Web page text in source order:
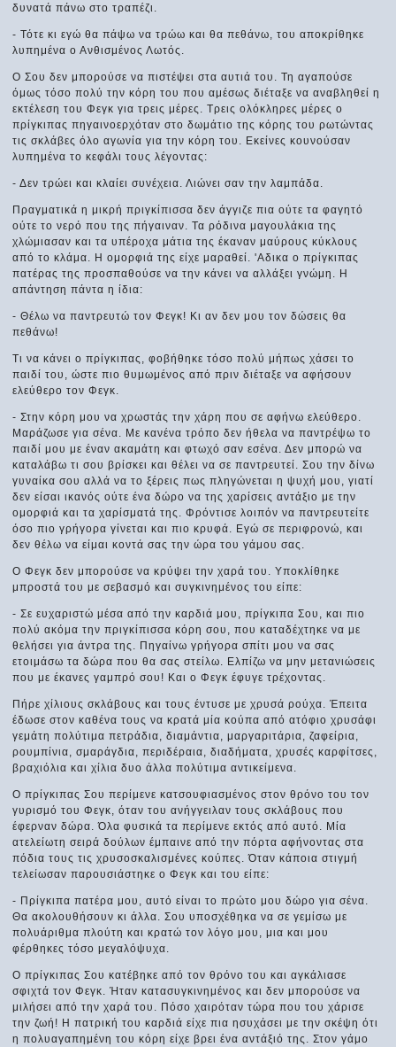
δυνατά πάνω στο τραπέζι.
- Τότε κι εγώ θα πάψω να τρώω και θα πεθάνω, του αποκρίθηκε
λυπημένα ο Ανθισμένος Λωτός.
Ο Σου δεν μπορούσε να πιστέψει στα αυτιά του. Τη αγαπούσε
όμως τόσο πολύ την κόρη του που αμέσως διέταξε να αναβληθεί η
εκτέλεση του Φεγκ για τρεις μέρες. Τρεις ολόκληρες μέρες ο
πρίγκιπας πηγαινοερχόταν στο δωμάτιο της κόρης του ρωτώντας
τις σκλάβες όλο αγωνία για την κόρη του. Εκείνες κουνούσαν
λυπημένα το κεφάλι τους λέγοντας:
- Δεν τρώει και κλαίει συνέχεια. Λιώνει σαν την λαμπάδα.
Πραγματικά η μικρή πριγκίπισσα δεν άγγιζε πια ούτε τα φαγητό
ούτε το νερό που της πήγαιναν. Τα ρόδινα μαγουλάκια της
χλώμιασαν και τα υπέροχα μάτια της έκαναν μαύρους κύκλους
από το κλάμα. Η ομορφιά της είχε μαραθεί. 'Αδικα ο πρίγκιπας
πατέρας της προσπαθούσε να την κάνει να αλλάξει γνώμη. Η
απάντηση πάντα η ίδια:
- Θέλω να παντρευτώ τον Φεγκ! Κι αν δεν μου τον δώσεις θα
πεθάνω!
Τι να κάνει ο πρίγκιπας, φοβήθηκε τόσο πολύ μήπως χάσει το
παιδί του, ώστε πιο θυμωμένος από πριν διέταξε να αφήσουν
ελεύθερο τον Φεγκ.
- Στην κόρη μου να χρωστάς την χάρη που σε αφήνω ελεύθερο.
Μαράζωσε για σένα. Με κανένα τρόπο δεν ήθελα να παντρέψω το
παιδί μου με έναν ακαμάτη και φτωχό σαν εσένα. Δεν μπορώ να
καταλάβω τι σου βρίσκει και θέλει να σε παντρευτεί. Σου την δίνω
γυναίκα σου αλλά να το ξέρεις πως πληγώνεται η ψυχή μου, γιατί
δεν είσαι ικανός ούτε ένα δώρο να της χαρίσεις αντάξιο με την
ομορφιά και τα χαρίσματά της. Φρόντισε λοιπόν να παντρευτείτε
όσο πιο γρήγορα γίνεται και πιο κρυφά. Εγώ σε περιφρονώ, και
δεν θέλω να είμαι κοντά σας την ώρα του γάμου σας.
Ο Φεγκ δεν μπορούσε να κρύψει την χαρά του. Υποκλίθηκε
μπροστά του με σεβασμό και συγκινημένος του είπε:
- Σε ευχαριστώ μέσα από την καρδιά μου, πρίγκιπα Σου, και πιο
πολύ ακόμα την πριγκίπισσα κόρη σου, που καταδέχτηκε να με
θελήσει για άντρα της. Πηγαίνω γρήγορα σπίτι μου να σας
ετοιμάσω τα δώρα που θα σας στείλω. Ελπίζω να μην μετανιώσεις
που με έκανες γαμπρό σου! Και ο Φεγκ έφυγε τρέχοντας.
Πήρε χίλιους σκλάβους και τους έντυσε με χρυσά ρούχα. Έπειτα
έδωσε στον καθένα τους να κρατά μία κούπα από ατόφιο χρυσάφι
γεμάτη πολύτιμα πετράδια, διαμάντια, μαργαριτάρια, ζαφείρια,
ρουμπίνια, σμαράγδια, περιδέραια, διαδήματα, χρυσές καρφίτσες,
βραχιόλια και χίλια δυο άλλα πολύτιμα αντικείμενα.
Ο πρίγκιπας Σου περίμενε κατσουφιασμένος στον θρόνο του τον
γυρισμό του Φεγκ, όταν του ανήγγειλαν τους σκλάβους που
έφερναν δώρα. Όλα φυσικά τα περίμενε εκτός από αυτό. Μία
ατελείωτη σειρά δούλων έμπαινε από την πόρτα αφήνοντας στα
πόδια τους τις χρυσοσκαλισμένες κούπες. Όταν κάποια στιγμή
τελείωσαν παρουσιάστηκε ο Φεγκ και του είπε:
- Πρίγκιπα πατέρα μου, αυτό είναι το πρώτο μου δώρο για σένα.
Θα ακολουθήσουν κι άλλα. Σου υποσχέθηκα να σε γεμίσω με
πολυάριθμα πλούτη και κρατώ τον λόγο μου, μια και μου
φέρθηκες τόσο μεγαλόψυχα.
Ο πρίγκιπας Σου κατέβηκε από τον θρόνο του και αγκάλιασε
σφιχτά τον Φεγκ. Ήταν κατασυγκινημένος και δεν μπορούσε να
μιλήσει από την χαρά του. Πόσο χαιρόταν τώρα που του χάρισε
την ζωή! Η πατρική του καρδιά είχε πια ησυχάσει με την σκέψη ότι
η πολυαγαπημένη του κόρη είχε βρει ένα αντάξιό της. Στον γάμο